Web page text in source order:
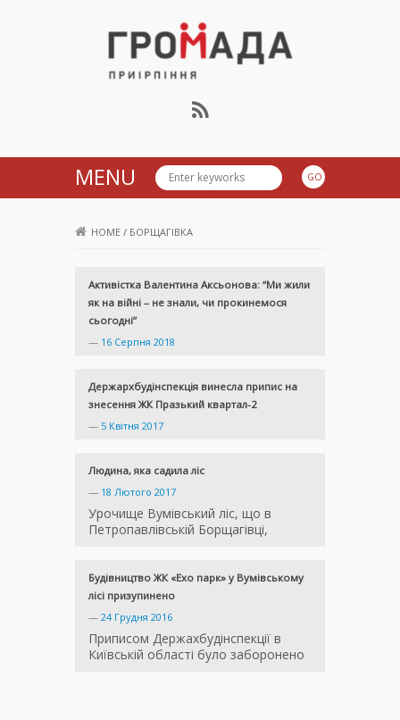
Громада Приірпіння
MENU
HOME / БОРЩАГІВКА
Активістка Валентина Аксьонова: “Ми жили
як на війні – не знали, чи прокинемося
сьогодні”
— 16 Серпня 2018
Держархбудінспекція винесла припис на
знесення ЖК Празький квартал-2
— 5 Квітня 2017
Людина, яка садила ліс
— 18 Лютого 2017
Урочище Вумівський ліс, що в
Петропавлівській Борщагівці,
Будівництво ЖК «Ехо парк» у Вумівському
лісі призупинено
— 24 Грудня 2016
Приписом Держахбудінспекції в
Київській області було заборонено